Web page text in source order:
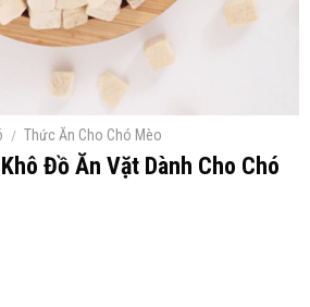
/ Thức Ăn Cho Chó Mèo
Đồ Ăn Vặt Dành Cho Chó